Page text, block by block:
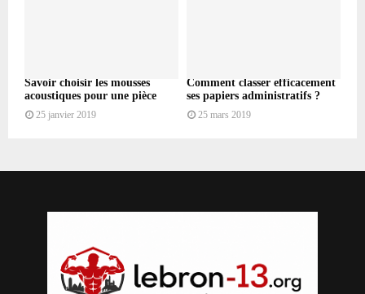
Savoir choisir les mousses
acoustiques pour une pièce
25 janvier 2019
Comment classer efficacement
ses papiers administratifs ?
25 mars 2019